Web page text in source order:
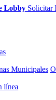
Lobby Solicitar
Municipales
línea